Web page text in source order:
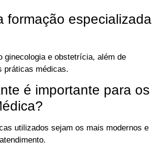
formação especializada
ginecologia e obstetrícia, além de
práticas médicas.
é importante para os
utilizados sejam os mais modernos e